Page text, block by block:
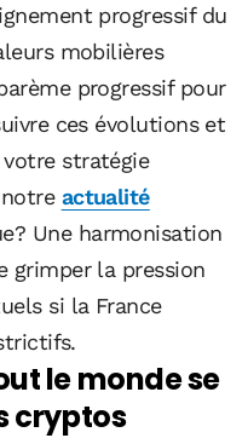
progressif du
mobilières
progressif pour
ces évolutions et
stratégie
actualité
Une harmonisation
grimper la pression
si la France
le monde se
cryptos